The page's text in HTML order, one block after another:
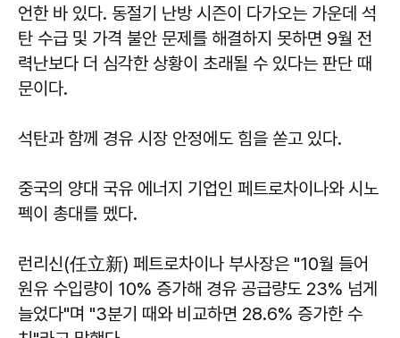
언한 바 있다. 동절기 난방 시즌이 다가오는 가운데 석
탄 수급 및 가격 불안 문제를 해결하지 못하면 9월 전
력난보다 더 심각한 상황이 초래될 수 있다는 판단 때
문이다.
석탄과 함께 경유 시장 안정에도 힘을 쏟고 있다.
중국의 양대 국유 에너지 기업인 페트로차이나와 시노
펙이 총대를 멨다.
런리신(任立新) 페트로차이나 부사장은 "10월 들어
원유 수입량이 10% 증가해 경유 공급량도 23% 넘게
늘었다"며 "3분기 때와 비교하면 28.6% 증가한 수